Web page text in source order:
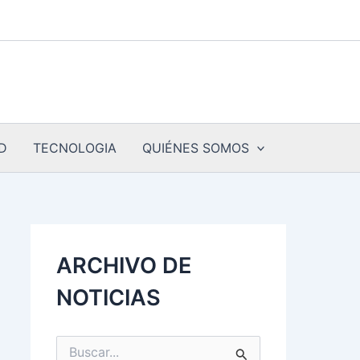
TECNOLOGIA QUIÉNES SOMOS
ARCHIVO DE
NOTICIAS